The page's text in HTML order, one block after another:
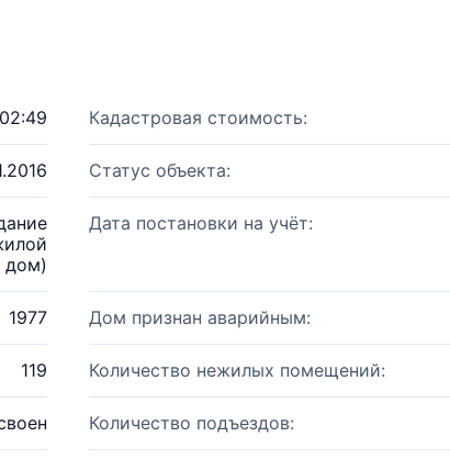
Кадастровая стоимость:
Статус объекта:
дом)
Дата постановки на учёт:
1977 Дом признан аварийным:
119 Количество нежилых помещений:
Количество подъездов: